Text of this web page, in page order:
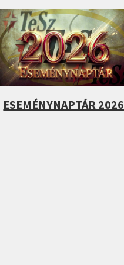
ESEMÉNYNAPTÁR 2026